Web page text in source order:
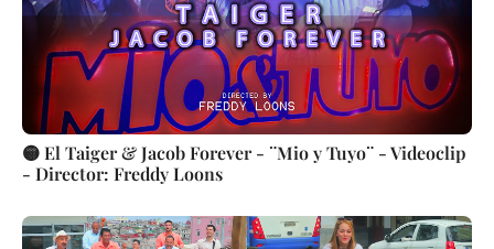
🟡 El Taiger & Jacob Forever - ¨Mio y Tuyo¨ - Videoclip
- Director: Freddy Loons